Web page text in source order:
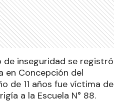
de inseguridad se registró
en Concepción del
de 11 años fue víctima de
a la Escuela N° 88.